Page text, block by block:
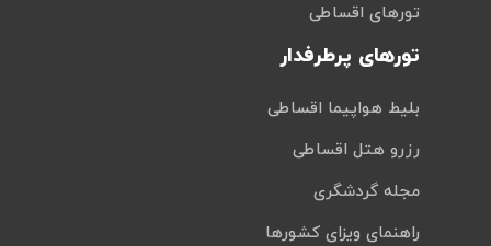
تورهای اقساطی
تورهای پرطرفدار
بلیط هواپیما اقساطی
رزرو هتل اقساطی
مجله گردشگری
راهنمای ویزای کشورها